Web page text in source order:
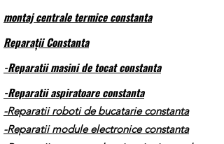
montaj centrale termice constanta
Reparații Constanta
-Reparatii masini de tocat constanta
-Reparatii aspiratoare constanta
-Reparatii roboti de bucatarie constanta
-Reparatii module electronice constanta